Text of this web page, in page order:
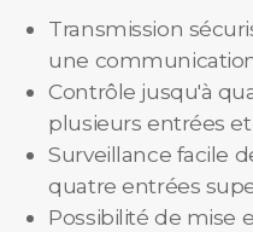
Transmission
une
Contrôle jusqu'à
plusieurs entrées
Surveillance facile
quatre entrées
Possibilité de mise